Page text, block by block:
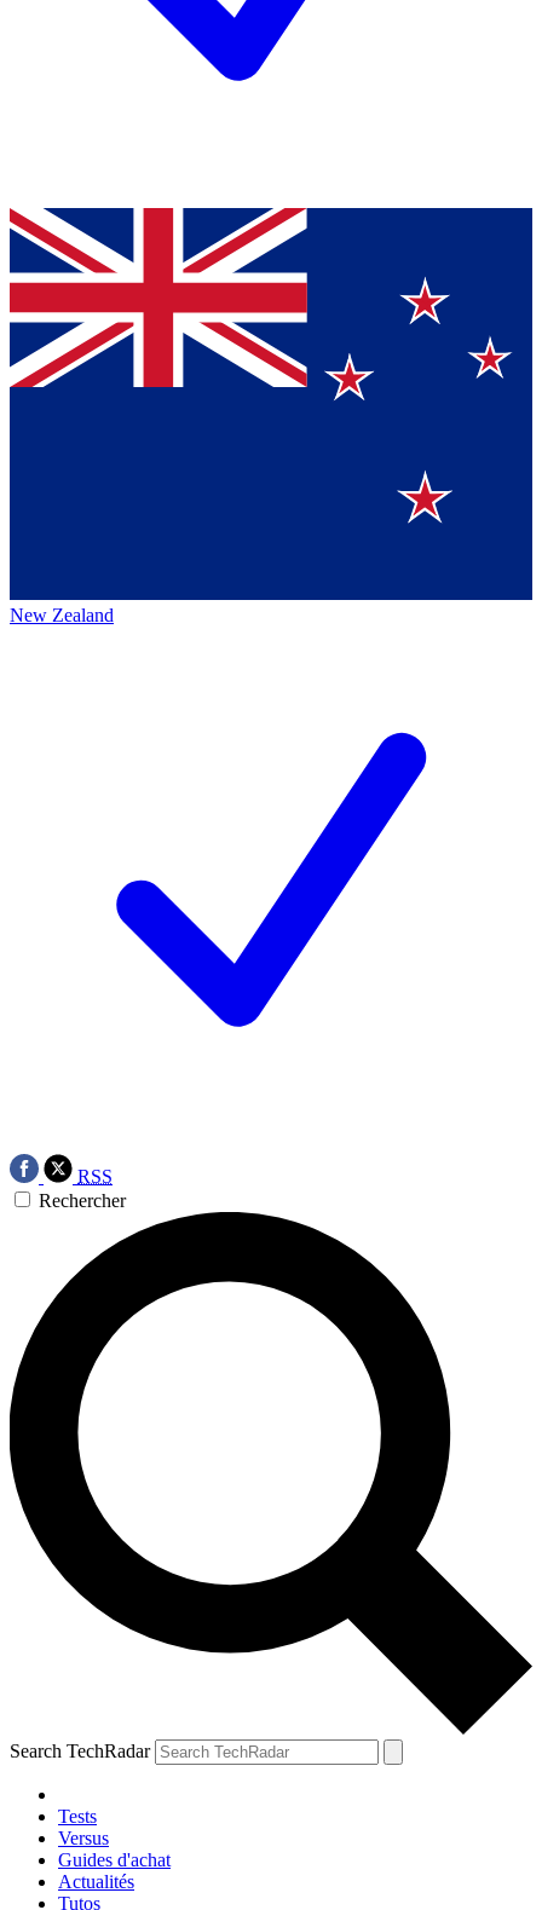
New Zealand
RSS
Rechercher
Search TechRadar
Tests
Versus
Guides d'achat
Actualités
Tutos